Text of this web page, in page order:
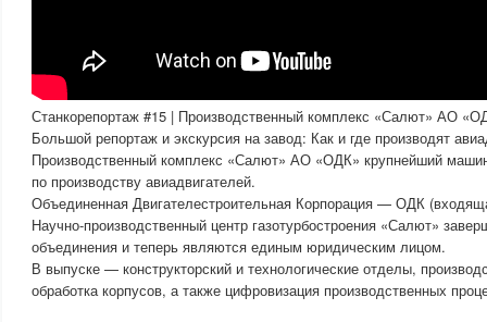
Станкорепортаж #15 | Производственный комплекс «Салют» АО
Большой репортаж и экскурсия на завод: Как и где производят
Производственный комплекс «Салют» АО «ОДК» крупнейший
по производству авиадвигателей.
Объединенная Двигателестроительная Корпорация — ОДК
Научно-производственный центр газотурбостроения «Салют»
объединения и теперь являются единым юридическим лицом.
В выпуске — конструкторский и технологические отделы,
обработка корпусов, а также цифровизация производственных